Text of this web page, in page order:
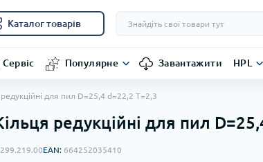
Каталог товарів
Сервіс Популярне Завантажити HPL
для пил D=25,4 d=22,2 T=2,3
редукційні для пил
299.219.00EAN: 664252035410